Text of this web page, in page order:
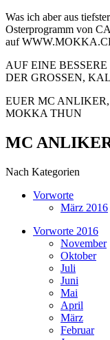
Was ich aber aus
Osterprogramm von
auf
AUF EINE
DER GROSSEN,
EUER MC
MOKKA THUN
MC
Nach Kategorien
Vorworte
März 2016
Vorworte 2016
November
Oktober
Juli
Juni
Mai
April
März
Februar